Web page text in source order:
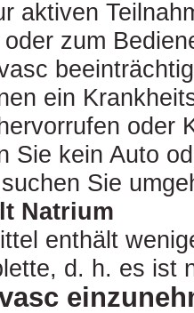
aktiven
zum
ein
oder
Sie kein Auto
Sie
Natrium
enthält
d. h. es ist